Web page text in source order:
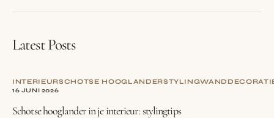
Latest Posts
INTERIEURSCHOTSE HOOGLANDERSTYLING
16 JUNI 2026
Schotse hooglander in je interieur: stylingtips